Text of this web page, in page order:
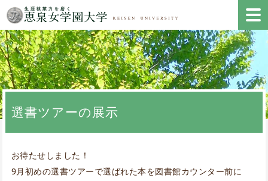
選書ツアーの展示
お待たせしました！
9月初めの選書ツアーで選ばれた本を図書館カウンター前に